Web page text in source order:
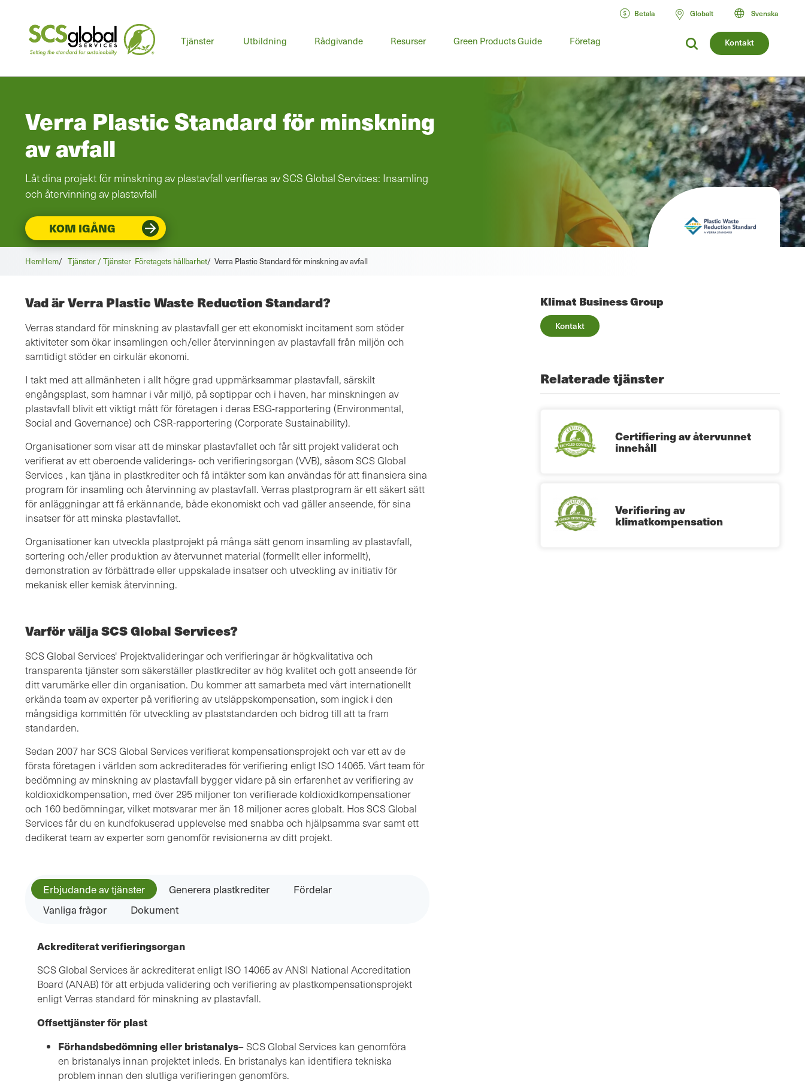
Kontakt
Tjänster Huvudmeny
Utbildning Rådgivande Resurser Green Products Guide Företag
Betala Globalt Svenska
Verra Plastic Standard för minskning
av avfall
Låt dina projekt för minskning av plastavfall verifieras av SCS Global Services: Insamling
och återvinning av plastavfall
KOM IGÅNG
Hem /
Hem Tjänster / Tjänster Företagets hållbarhet/ Verra Plastic Standard för minskning av avfall
Klimat Business Group
Kontakt
Vad är Verra Plastic Waste Reduction Standard?
Verras standard för minskning av plastavfall ger ett ekonomiskt incitament som stöder
aktiviteter som ökar insamlingen och/eller återvinningen av plastavfall från miljön och
samtidigt stöder en cirkulär ekonomi.
I takt med att allmänheten i allt högre grad uppmärksammar plastavfall, särskilt
engångsplast, som hamnar i vår miljö, på soptippar och i haven, har minskningen av
plastavfall blivit ett viktigt mått för företagen i deras ESG-rapportering (Environmental,
Social and Governance) och CSR-rapportering (Corporate Sustainability).
Organisationer som visar att de minskar plastavfallet och får sitt projekt validerat och
verifierat av ett oberoende validerings- och verifieringsorgan (VVB), såsom SCS Global
Services , kan tjäna in plastkrediter och få intäkter som kan användas för att finansiera sina
program för insamling och återvinning av plastavfall. Verras plastprogram är ett säkert sätt
för anläggningar att få erkännande, både ekonomiskt och vad gäller anseende, för sina
insatser för att minska plastavfallet.
Organisationer kan utveckla plastprojekt på många sätt genom insamling av plastavfall,
sortering och/eller produktion av återvunnet material (formellt eller informellt),
demonstration av förbättrade eller uppskalade insatser och utveckling av initiativ för
mekanisk eller kemisk återvinning.
Varför välja SCS Global Services?
SCS Global Services' Projektvalideringar och verifieringar är högkvalitativa och
transparenta tjänster som säkerställer plastkrediter av hög kvalitet och gott anseende för
ditt varumärke eller din organisation. Du kommer att samarbeta med vårt internationellt
erkända team av experter på verifiering av utsläppskompensation, som ingick i den
mångsidiga kommittén för utveckling av plaststandarden och bidrog till att ta fram
standarden.
Sedan 2007 har SCS Global Services verifierat kompensationsprojekt och var ett av de
första företagen i världen som ackrediterades för verifiering enligt ISO 14065. Vårt team för
bedömning av minskning av plastavfall bygger vidare på sin erfarenhet av verifiering av
koldioxidkompensation, med över 295 miljoner ton verifierade koldioxidkompensationer
och 160 bedömningar, vilket motsvarar mer än 18 miljoner acres globalt. Hos SCS Global
Services får du en kundfokuserad upplevelse med snabba och hjälpsamma svar samt ett
dedikerat team av experter som genomför revisionerna av ditt projekt.
Erbjudande av tjänster Generera plastkrediter
Fördelar
Vanliga frågor
Dokument
Ackrediterat verifieringsorgan
SCS Global Services är ackrediterat enligt ISO 14065 av ANSI National Accreditation
Board (ANAB) för att erbjuda validering och verifiering av plastkompensationsprojekt
enligt Verras standard för minskning av plastavfall.
Offsettjänster för plast
Förhandsbedömning eller bristanalys– SCS Global Services kan genomföra
en bristanalys innan projektet inleds. En bristanalys kan identifiera tekniska
problem innan den slutliga verifieringen genomförs.
Relaterade tjänster
Certifiering av återvunnet
innehåll
Verifiering av
klimatkompensation